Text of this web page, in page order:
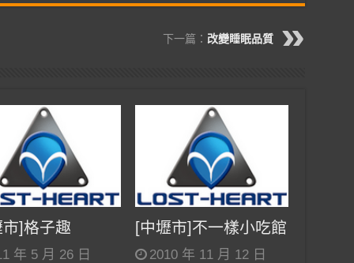
下一篇： 改變睡眠品質
]格子趣
年 5 月 26 日
[中壢市]不一樣小吃館
2010 年 11 月 12 日